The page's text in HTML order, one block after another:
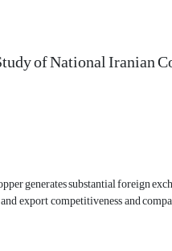
of National Iranian
generates substantial foreign
export competitiveness and